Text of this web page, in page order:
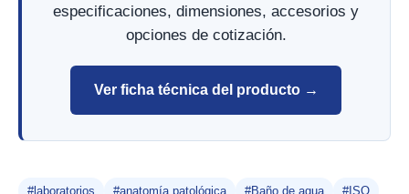
especificaciones, dimensiones, accesorios y
opciones de cotización.
Ver ficha técnica del producto →
#laboratorios #anatomía patológica #Baño de agua
#ISO